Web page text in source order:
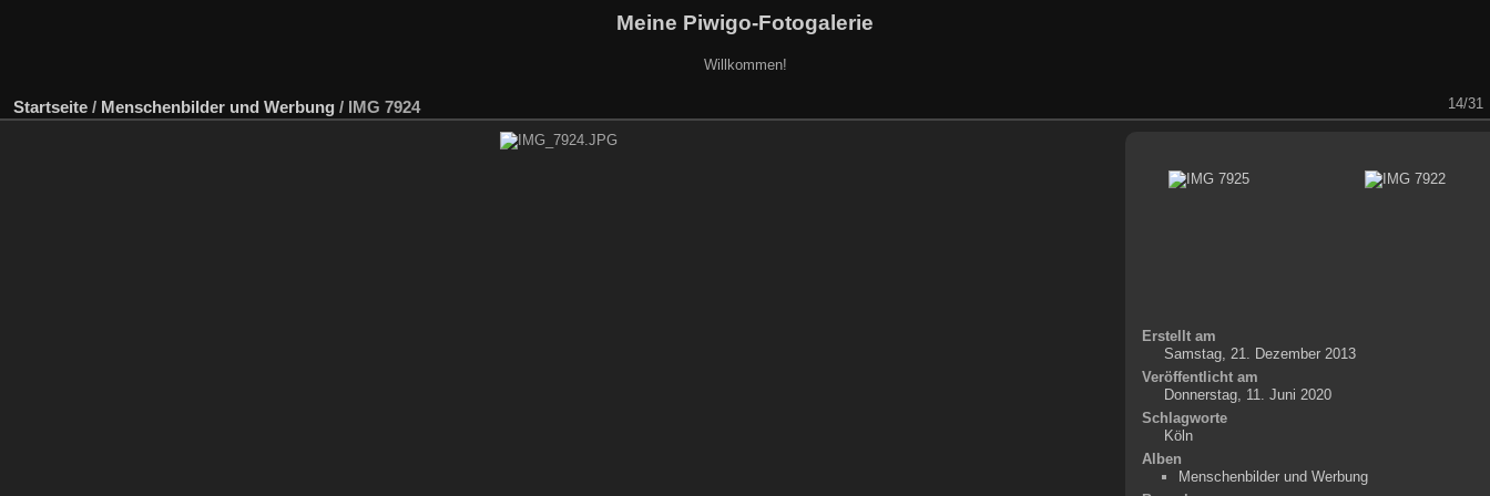
Meine Piwigo-Fotogalerie
Willkommen!
Startseite / Menschenbilder und Werbung / IMG 7924 14/31
Erstellt am
Samstag, 21. Dezember 2013
Veröffentlicht am
Donnerstag, 11. Juni 2020
Schlagworte
Köln
Alben
Menschenbilder und Werbung